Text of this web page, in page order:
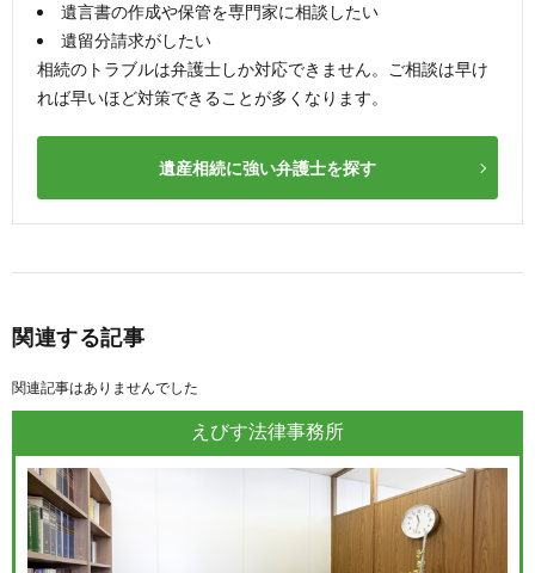
遺言書の作成や保管を専門家に相談したい
遺留分請求がしたい
相続のトラブルは弁護士しか対応できません。ご相談は早け
れば早いほど対策できることが多くなります。
遺産相続に強い弁護士を探す
関連する記事
関連記事はありませんでした
えびす法律事務所